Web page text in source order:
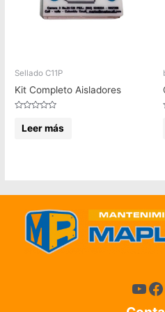
Sellado C11P
Kit Completo Aisladores
enLeer más